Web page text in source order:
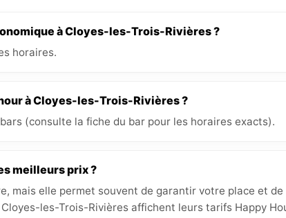
à Cloyes-les-Trois-Rivières ?
horaires.
à Cloyes-les-Trois-Rivières ?
(consulte la fiche du bar pour les horaires exacts).
meilleurs prix ?
mais elle permet souvent de garantir votre place et
les-Trois-Rivières affichent leurs tarifs Happy